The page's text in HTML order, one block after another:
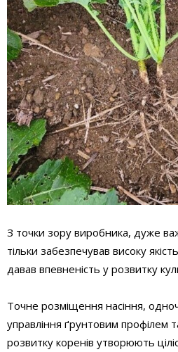
З точки зору виробника, дуже
тільки забезпечував високу
давав впевненість у розвитку
Точне розміщення насіння,
управління ґрунтовим профілем
розвитку коренів утворюють